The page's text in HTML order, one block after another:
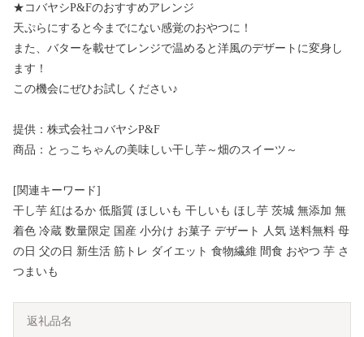
★コバヤシP&Fのおすすめアレンジ
天ぷらにすると今までにない感覚のおやつに！
また、バターを載せてレンジで温めると洋風のデザートに変身し
ます！
この機会にぜひお試しください♪
提供：株式会社コバヤシP&F
商品：とっこちゃんの美味しい干し芋～畑のスイーツ～
[関連キーワード]
干し芋 紅はるか 低脂質 ほしいも 干しいも ほし芋 茨城 無添加 無
着色 冷蔵 数量限定 国産 小分け お菓子 デザート 人気 送料無料 母
の日 父の日 新生活 筋トレ ダイエット 食物繊維 間食 おやつ 芋 さ
つまいも
返礼品名